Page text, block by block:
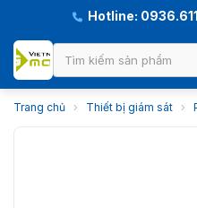
Hotline:
Trang chủ › Thiết bị giám sát ›